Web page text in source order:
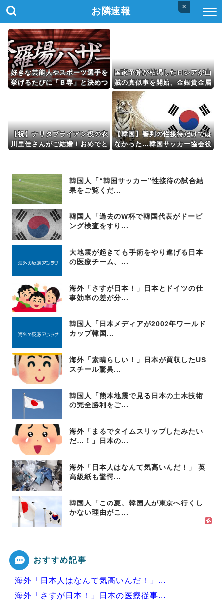
×
お隣速報
好きな芸能人やスポーツ選手を
挙げるたびに「Ｂ専」と決めつ
国家予算が枯渇したロシアが山
賊の真似事を開始、金銀貴金属
じゃなくて自動車とかってとこ
ろがリアリティありすぎる……
【祝】ナリタブライアン役の衣
川里佳さんがご結婚！おめでと
【韓国】審判の性接待だけでは
なかった…韓国サッカー協会役
韓国人「“韓国サッカー”性接待の試合結
果をご覧くだ...
韓国人「過去のW杯で韓国代表がドーピ
ング検査をすり...
大地震が起きても手術をやり遂げる日本
の医療チーム、...
海外「さすが日本！」日本とドイツの仕
事効率の差が分...
韓国人「日本メディアが2002年ワールド
カップ韓国...
海外「素晴らしい！」日本が買収したUS
スチール驚異...
韓国人「熊本地震で見る日本の土木技術
の完全勝利をご...
海外「まるでタイムスリップしたみたい
だ…！」日本の...
海外「日本人はなんて気高いんだ！」 英
高級紙も驚愕...
韓国人「この夏、韓国人が東京へ行くし
かない理由がこ...
おすすめ記事
海外「日本人はなんて気高いんだ！」...
海外「さすが日本！」日本の医療従事...